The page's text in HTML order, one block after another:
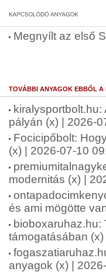
Megnyílt az első
TOVÁBBI ANYAGOK EBBŐL A
pályán (x) | 2026-
Focicipőbolt:
(x) | 2026-07-10
modernitás (x) |
és ami mögötte
bioboxaruhaz.hu:
támogatásában
anyagok (x) |